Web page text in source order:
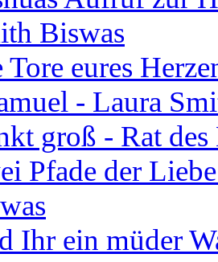
Biswas
Tore eures
- Laura
groß - Rat
Pfade der
Ihr ein müder